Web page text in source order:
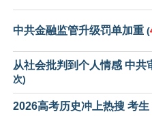
中共金融监管升级罚单加重 (
从社会批判到个人情感 中共
次)
2026高考历史冲上热搜 考